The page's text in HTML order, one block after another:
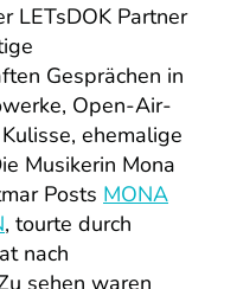
LETsDOK Partner
Gesprächen in
Open-Air-
ehemalige
Musikerin Mona
Posts MONA
, tourte durch
nach
sehen waren